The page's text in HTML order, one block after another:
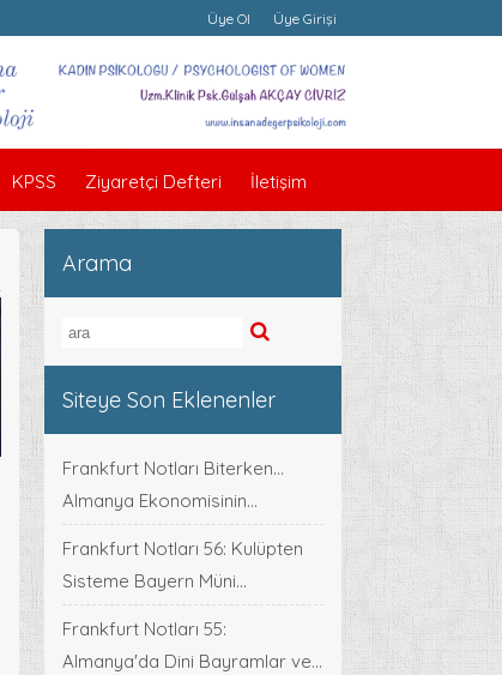
Üye Ol Üye Girişi
KPSS Ziyaretçi Defteri İletişim
Arama
Siteye Son Eklenenler
Frankfurt Notları Biterken...
Almanya Ekonomisinin...
Frankfurt Notları 56: Kulüpten
Sisteme Bayern Müni...
Frankfurt Notları 55:
Almanya'da Dini Bayramlar ve...